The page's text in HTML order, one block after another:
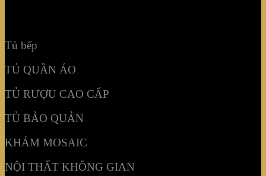
Tủ bếp
TỦ QUẦN ÁO
TỦ RƯỢU CAO CẤP
TỦ BẢO QUẢN
KHẢM MOSAIC
NỘI THẤT KHÔNG GIAN